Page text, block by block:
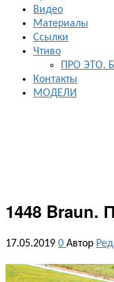
Видео
Материалы
Ссылки
Чтиво
ПРО ЭТО.
Контакты
МОДЕЛИ
1448 Braun.
17.05.2019 0 Автор